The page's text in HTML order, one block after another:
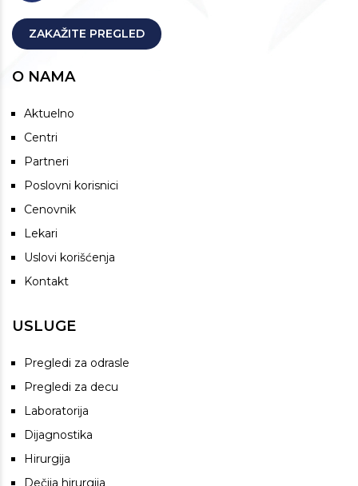
ZAKAŽITE PREGLED
O NAMA
Aktuelno
Centri
Partneri
Poslovni korisnici
Cenovnik
Lekari
Uslovi korišćenja
Kontakt
USLUGE
Pregledi za odrasle
Pregledi za decu
Laboratorija
Dijagnostika
Hirurgija
Dečija hirurgija